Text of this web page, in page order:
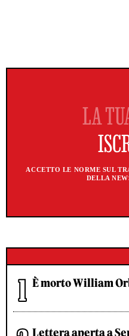
ACCETTO LE NORME SUL
DELLA
È morto William
Lettera aperta a